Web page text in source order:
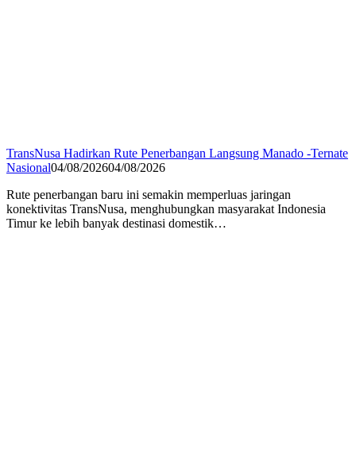
TransNusa Hadirkan Rute Penerbangan Langsung Manado -Ternate
Nasional04/08/202604/08/2026
Rute penerbangan baru ini semakin memperluas jaringan
konektivitas TransNusa, menghubungkan masyarakat Indonesia
Timur ke lebih banyak destinasi domestik…